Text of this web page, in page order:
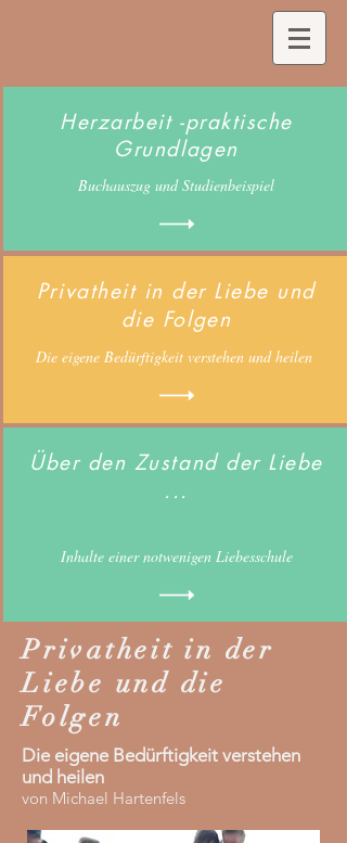
Herzarbeit -praktische
Grundlagen
Buchauszug und Studienbeispiel
Privatheit in der Liebe und
die Folgen
Die eigene Bedürftigkeit verstehen und heilen
Über den Zustand der Liebe
...
Inhalte einer notwenigen Liebesschule
Privatheit in der
Liebe und die
Folgen
Die eigene Bedürftigkeit verstehen
und heilen
von Michael Hartenfels